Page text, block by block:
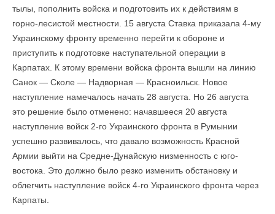
тылы, пополнить войска и подготовить их к действиям в
горно-лесистой местности. 15 августа Ставка приказала 4-му
Украинскому фронту временно перейти к обороне и
приступить к подготовке наступательной операции в
Карпатах. К этому времени войска фронта вышли на линию
Санок — Сколе — Надворная — Красноильск. Новое
наступление намечалось начать 28 августа. Но 26 августа
это решение было отменено: начавшееся 20 августа
наступление войск 2-го Украинского фронта в Румынии
успешно развивалось, что давало возможность Красной
Армии выйти на Средне-Дунайскую низменность с юго-
востока. Это должно было резко изменить обстановку и
облегчить наступление войск 4-го Украинского фронта через
Карпаты.